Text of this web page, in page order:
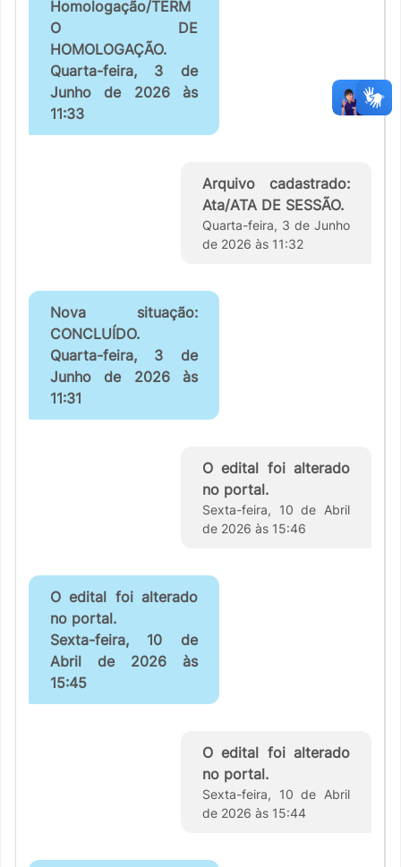
Homologação/TERM
O DE
HOMOLOGAÇÃO.
Quarta-feira, 3 de
Junho de 2026 às
11:33
Arquivo cadastrado:
Ata/ATA DE SESSÃO.
Quarta-feira, 3 de Junho
de 2026 às 11:32
Nova situação:
CONCLUÍDO.
Quarta-feira, 3 de
Junho de 2026 às
11:31
O edital foi alterado
no portal.
Sexta-feira, 10 de Abril
de 2026 às 15:46
O edital foi alterado
no portal.
Sexta-feira, 10 de
Abril de 2026 às
15:45
O edital foi alterado
no portal.
Sexta-feira, 10 de Abril
de 2026 às 15:44